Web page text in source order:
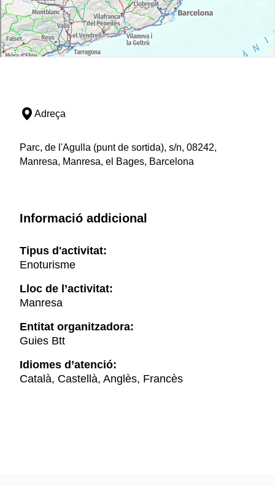
Adreça
Parc, de l'Agulla (punt de sortida), s/n, 08242,
Manresa, Manresa, el Bages, Barcelona
Informació addicional
Tipus d'activitat:
Enoturisme
Lloc de l’activitat:
Manresa
Entitat organitzadora:
Guies Btt
Idiomes d’atenció:
Català, Castellà, Anglès, Francès